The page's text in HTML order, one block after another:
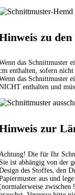
zu den
das Schnittmuster
enthalten, sofern nicht
das Schnittmuster
enthalten und
zur
Die für Ihr
ist abhängig von der
des Stoffes, den
aus und
zwischen